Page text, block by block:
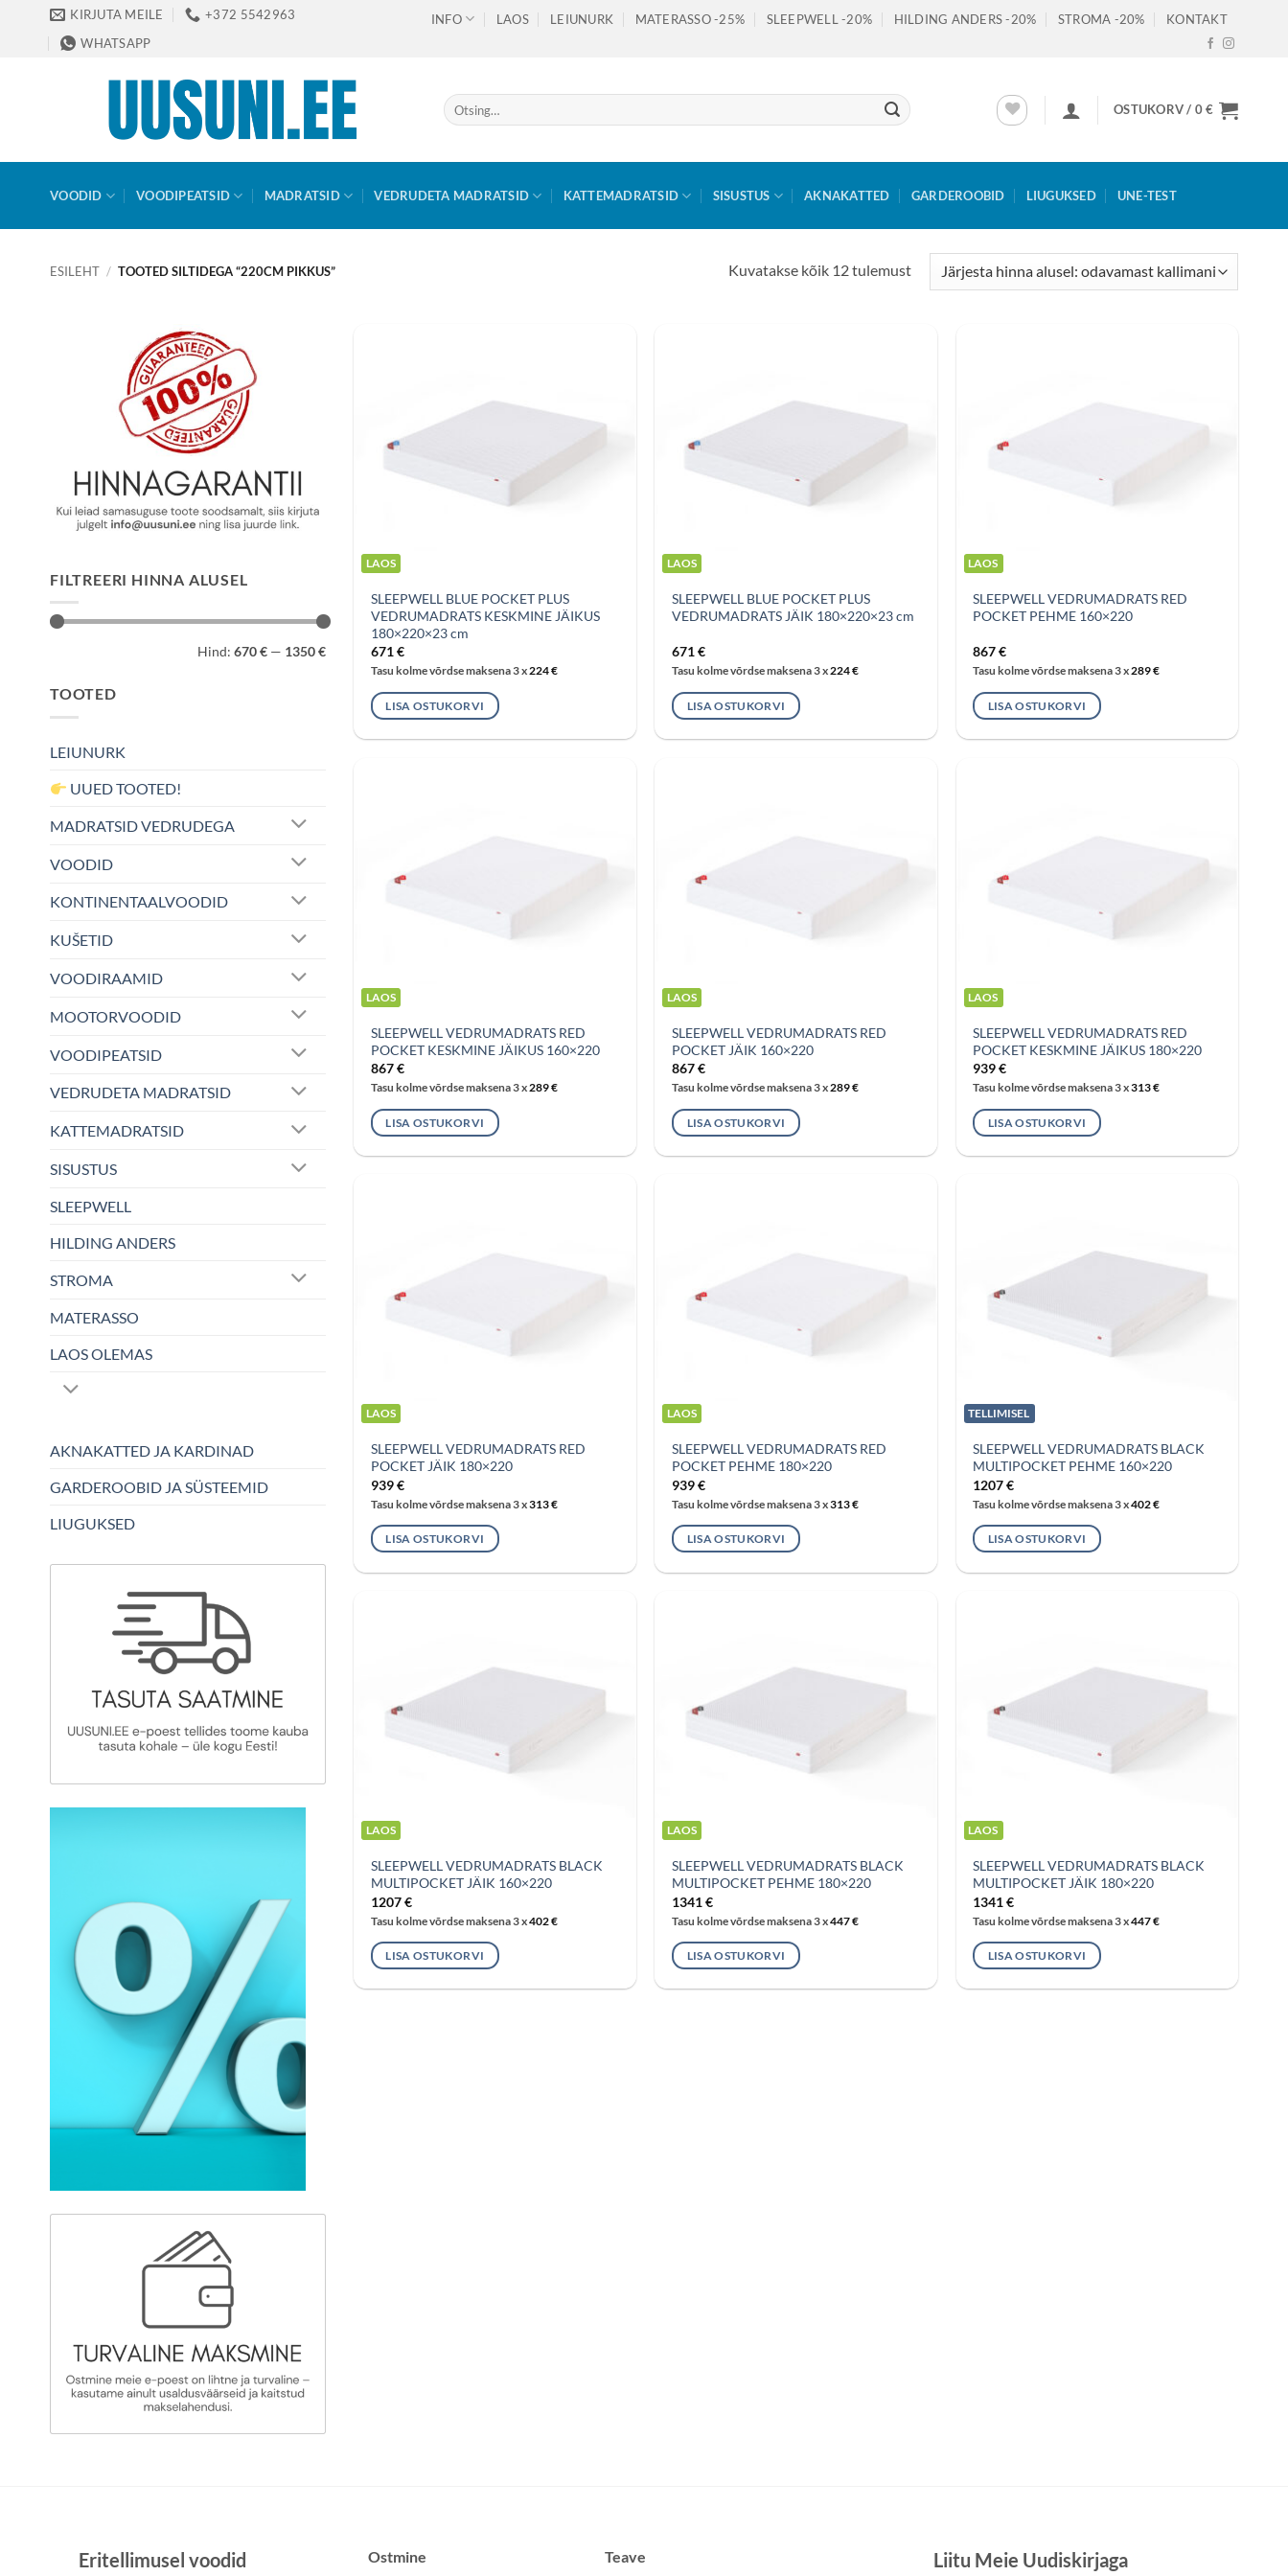
KIRJUTA MEILE
+372 5542963
WHATSAPP
INFO LAOS LEIUNURK MATERASSO -25% SLEEPWELL -20% HILDING ANDERS -20% STROMA -20% KONTAKT
Otsi: OSTUKORV / 0€
VOODID VOODIPEATSID MADRATSID VEDRUDETA MADRATSID KATTEMADRATSID SISUSTUS AKNAKATTED GARDEROOBID LIUGUKSED UNE-TEST
ESILEHT / TOOTED SILTIDEGA “220CM PIKKUS” Kuvatakse kõik 12 tulemustSorditud
hinna
FILTREERI HINNA ALUSEL
Hind: 670 €— 1350 €
TOOTED
LEIUNURK
UUED TOOTED!
MADRATSID VEDRUDEGA
VOODID
KONTINENTAALVOODID
KUŠETID
VOODIRAAMID
MOOTORVOODID
VOODIPEATSID
VEDRUDETA MADRATSID
KATTEMADRATSID
SISUSTUS
SLEEPWELL
HILDING ANDERS
STROMA
MATERASSO
LAOS OLEMAS
AKNAKATTED JA KARDINAD
GARDEROOBID JA SÜSTEEMID
LIUGUKSED
LAOS
SLEEPWELL BLUE POCKET PLUS
VEDRUMADRATS KESKMINE JÄIKUS
180×220×23 cm
671€
Tasu kolme võrdse maksena 3 x224€
LISA OSTUKORVI
LAOS
SLEEPWELL BLUE POCKET PLUS
VEDRUMADRATS JÄIK 180×220×23 cm
671€
Tasu kolme võrdse maksena 3 x224€
LISA OSTUKORVI
LAOS
SLEEPWELL VEDRUMADRATS RED
POCKET PEHME 160×220
867€
Tasu kolme võrdse maksena 3 x289€
LISA OSTUKORVI
LAOS
SLEEPWELL VEDRUMADRATS RED
POCKET KESKMINE JÄIKUS 160×220
867€
Tasu kolme võrdse maksena 3 x289€
LISA OSTUKORVI
LAOS
SLEEPWELL VEDRUMADRATS RED
POCKET JÄIK 160×220
867€
Tasu kolme võrdse maksena 3 x289€
LISA OSTUKORVI
LAOS
SLEEPWELL VEDRUMADRATS RED
POCKET KESKMINE JÄIKUS 180×220
939€
Tasu kolme võrdse maksena 3 x313€
LISA OSTUKORVI
LAOS
SLEEPWELL VEDRUMADRATS RED
POCKET JÄIK 180×220
939€
Tasu kolme võrdse maksena 3 x313€
LISA OSTUKORVI
LAOS
SLEEPWELL VEDRUMADRATS RED
POCKET PEHME 180×220
939€
Tasu kolme võrdse maksena 3 x313€
LISA OSTUKORVI
TELLIMISEL
SLEEPWELL VEDRUMADRATS BLACK
MULTIPOCKET PEHME 160×220
1207€
Tasu kolme võrdse maksena 3 x402€
LISA OSTUKORVI
LAOS
SLEEPWELL VEDRUMADRATS BLACK
MULTIPOCKET JÄIK 160×220
1207€
Tasu kolme võrdse maksena 3 x402€
LISA OSTUKORVI
LAOS
SLEEPWELL VEDRUMADRATS BLACK
MULTIPOCKET PEHME 180×220
1341€
Tasu kolme võrdse maksena 3 x447€
LISA OSTUKORVI
LAOS
SLEEPWELL VEDRUMADRATS BLACK
MULTIPOCKET JÄIK 180×220
1341€
Tasu kolme võrdse maksena 3 x447€
LISA OSTUKORVI
Eritellimusel voodid Ostmine Teave Liitu Meie Uudiskirjaga